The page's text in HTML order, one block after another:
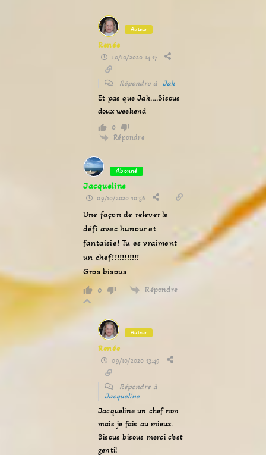
Auteur
Renée
10/10/2020 14:17
Répondre à Jak
Et pas que Jak….Bisous
doux weekend
0
Répondre
Abonné
Jacqueline
09/10/2020 10:56
Une façon de relever le
défi avec hunour et
fantaisie! Tu es vraiment
un chef!!!!!!!!!!!
Gros bisous
0 Répondre
Auteur
Renée
09/10/2020 13:49
Répondre à
Jacqueline
Jacqueline un chef non
mais je fais au mieux.
Bisous bisous merci c’est
gentil